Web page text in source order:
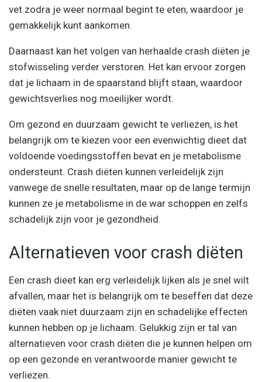
vet zodra je weer normaal begint te eten, waardoor je
gemakkelijk kunt aankomen.
Daarnaast kan het volgen van herhaalde crash diëten je
stofwisseling verder verstoren. Het kan ervoor zorgen
dat je lichaam in de spaarstand blijft staan, waardoor
gewichtsverlies nog moeilijker wordt.
Om gezond en duurzaam gewicht te verliezen, is het
belangrijk om te kiezen voor een evenwichtig dieet dat
voldoende voedingsstoffen bevat en je metabolisme
ondersteunt. Crash diëten kunnen verleidelijk zijn
vanwege de snelle resultaten, maar op de lange termijn
kunnen ze je metabolisme in de war schoppen en zelfs
schadelijk zijn voor je gezondheid.
Alternatieven voor crash diëten
Een crash dieet kan erg verleidelijk lijken als je snel wilt
afvallen, maar het is belangrijk om te beseffen dat deze
diëten vaak niet duurzaam zijn en schadelijke effecten
kunnen hebben op je lichaam. Gelukkig zijn er tal van
alternatieven voor crash diëten die je kunnen helpen om
op een gezonde en verantwoorde manier gewicht te
verliezen.